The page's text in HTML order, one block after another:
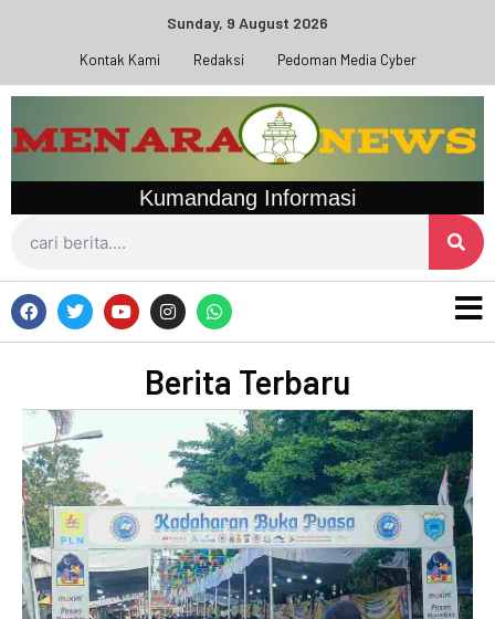
Sunday, 9 August 2026
Kontak Kami Redaksi Pedoman Media Cyber
Kumandang Informasi
Berita Terbaru